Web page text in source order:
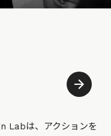
Labは、アクションを